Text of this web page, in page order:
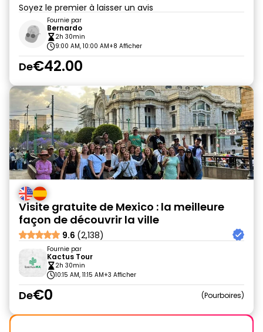
Soyez le premier à laisser un avis
Fournie par
Bernardo
2h 30min
9:00 AM, 10:00 AM+8 Afficher
De€42.00
Visite gratuite de Mexico : la meilleure
façon de découvrir la ville
9.6 (2,138)
Fournie par
Kactus Tour
2h 30min
10:15 AM, 11:15 AM+3 Afficher
De€0 Pourboires